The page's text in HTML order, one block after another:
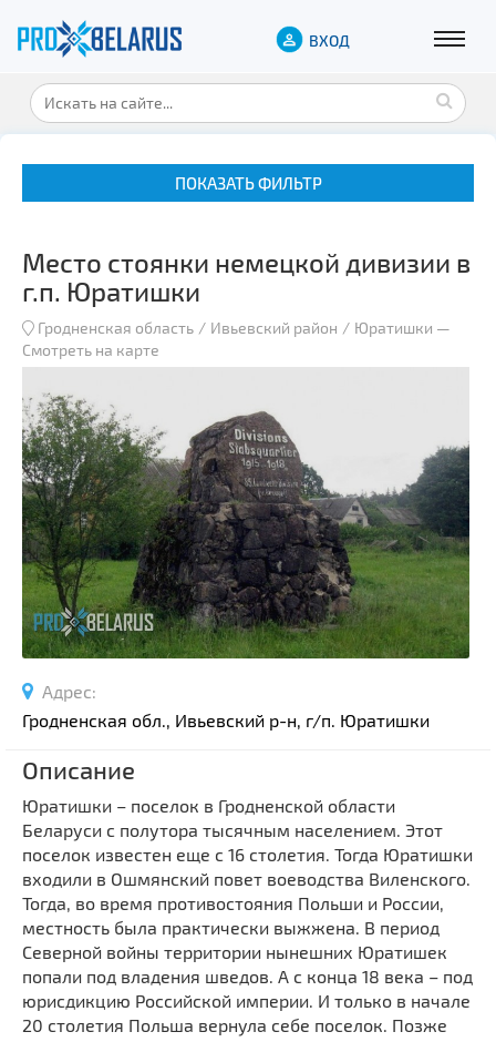
ВХОД
ПОКАЗАТЬ ФИЛЬТР
Замки и дворцы
Военная история
Гражданская архитектура
Спортивные сооружения
Производства
Ратуши
Родовые усадьбы
Садово-парковая архитектура
Озера и водоемы
Памятники археологии
Памятники геодезии
Памятники природы
Памятники известным людям
Церкви
Монастыри
Костелы
Мечети
Выберите область
Выберите район
Выберите населенный пункт
Выберите направление
Место стоянки немецкой дивизии в
г.п. Юратишки
Гродненская область Ивьевский район Юратишки —
Смотреть на карте
Адрес:
Гродненская обл., Ивьевский р-н, г/п. Юратишки
Описание
Юратишки – поселок в Гродненской области
Беларуси с полутора тысячным населением. Этот
поселок известен еще с 16 столетия. Тогда Юратишки
входили в Ошмянский повет воеводства Виленского.
Тогда, во время противостояния Польши и России,
местность была практически выжжена. В период
Северной войны территории нынешних Юратишек
попали под владения шведов. А с конца 18 века – под
юрисдикцию Российской империи. И только в начале
20 столетия Польша вернула себе поселок. Позже